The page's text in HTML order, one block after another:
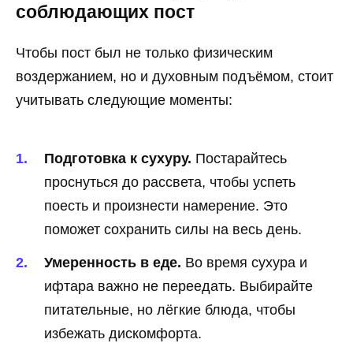
соблюдающих пост
Чтобы пост был не только физическим
воздержанием, но и духовным подъёмом, стоит
учитывать следующие моменты:
Подготовка к сухуру. Постарайтесь
проснуться до рассвета, чтобы успеть
поесть и произнести намерение. Это
поможет сохранить силы на весь день.
Умеренность в еде. Во время сухура и
ифтара важно не переедать. Выбирайте
питательные, но лёгкие блюда, чтобы
избежать дискомфорта.